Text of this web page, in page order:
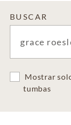
BUSCAR
Mostrar
tumbas